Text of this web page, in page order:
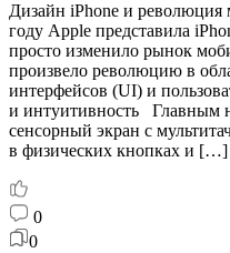
Дизайн iPhone и
году Apple представила
просто изменило рынок
произвело революцию в
интерфейсов (UI) и
и интуитивность Главным
сенсорный экран с
в физических кнопках и […]
0
0